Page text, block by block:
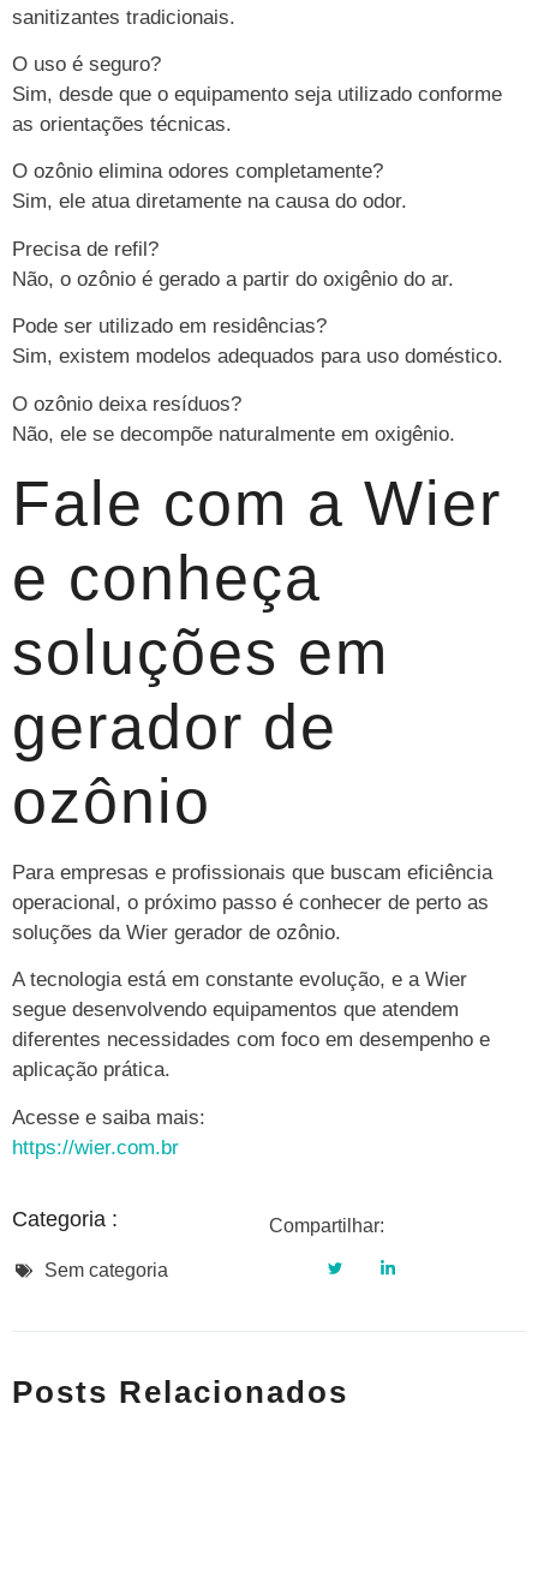
sanitizantes tradicionais.
O uso é seguro?
Sim, desde que o equipamento seja utilizado conforme
as orientações técnicas.
O ozônio elimina odores completamente?
Sim, ele atua diretamente na causa do odor.
Precisa de refil?
Não, o ozônio é gerado a partir do oxigênio do ar.
Pode ser utilizado em residências?
Sim, existem modelos adequados para uso doméstico.
O ozônio deixa resíduos?
Não, ele se decompõe naturalmente em oxigênio.
Fale com a Wier
e conheça
soluções em
gerador de
ozônio
Para empresas e profissionais que buscam eficiência
operacional, o próximo passo é conhecer de perto as
soluções da Wier gerador de ozônio.
A tecnologia está em constante evolução, e a Wier
segue desenvolvendo equipamentos que atendem
diferentes necessidades com foco em desempenho e
aplicação prática.
Acesse e saiba mais:
https://wier.com.br
Categoria :
Sem categoria
Compartilhar:
Posts Relacionados